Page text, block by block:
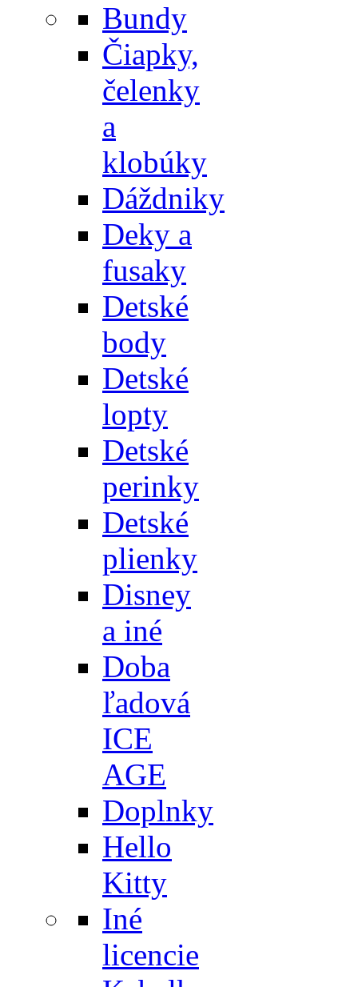
Bundy
Čiapky,
čelenky
a
klobúky
Dáždniky
Deky a
fusaky
Detské
body
Detské
lopty
Detské
perinky
Detské
plienky
Disney
a iné
Doba
ľadová
ICE
AGE
Doplnky
Hello
Kitty
Iné
licencie